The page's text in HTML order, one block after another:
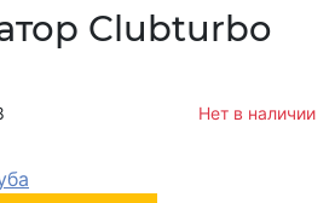
Clubturbo
Нет в наличии